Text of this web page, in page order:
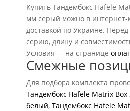
Купить Тандембокс Hafele
мм серый можно в интернет-
доставкой по Украине. Перед
серию, длину и
Условия — на странице
Смежные
Для подбора комплекта
Тандембокс Hafele Matrix Box
белый,Тандембокс Hafele